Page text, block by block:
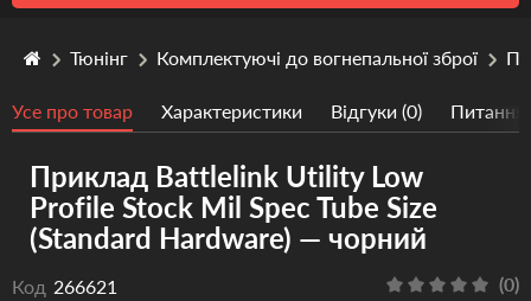
Травматична зброя
Пістолети та револьвери
Оптика
Тюнінг Комплектуючі до вогнепальної зброї
Усе про товар Характеристики Відгуки (0)
Приклад Battlelink Utility Low
Profile Stock Mil Spec Tube Size
(Standard Hardware) — чорний
Код 266621 (0)